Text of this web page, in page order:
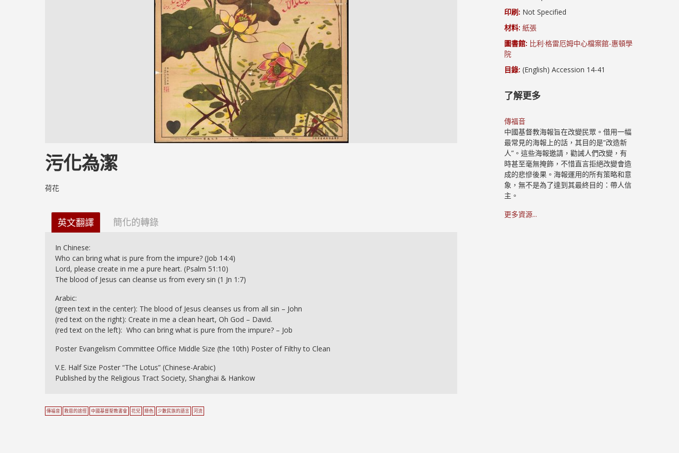
污化為潔
荷花
英文翻譯 簡化的轉錄
In Chinese:
Who can bring what is pure from the impure? (Job 14:4)
Lord, please create in me a pure heart. (Psalm 51:10)
The blood of Jesus can cleanse us from every sin (1 Jn 1:7)
Arabic:
(green text in the center): The blood of Jesus cleanses us from all sin – John
(red text on the right): Create in me a clean heart, Oh God – David.
(red text on the left): Who can bring what is pure from the impure? – Job
Poster Evangelism Committee Office Middle Size (the 10th) Poster of Filthy to Clean
V.E. Half Size Poster “The Lotus” (Chinese-Arabic)
Published by the Religious Tract Society, Shanghai & Hankow
傳福音 救恩的途徑 中國基督聖教書會 花兒 綠色 少數民族的語言 河流
印刷: Not Specified
材料: 紙張
圖書館: 比利·格雷厄姆中心檔案館-惠頓學
院
目錄: (English) Accession 14-41
了解更多
傳福音
中國基督教海報旨在改變民眾。借用一幅
最常見的海報上的話，其目的是“改造新
人”。這些海報邀請，勸誡人們改變，有
時甚至毫無掩飾，不惜直言拒絕改變會造
成的悲慘後果。海報運用的所有策略和意
象，無不是為了達到其最終目的：帶人信
主。
更多資源...